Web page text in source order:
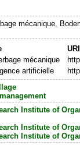
mécanique,
URI
mécanique
artificielle
Institute of
Institute of
Institute of